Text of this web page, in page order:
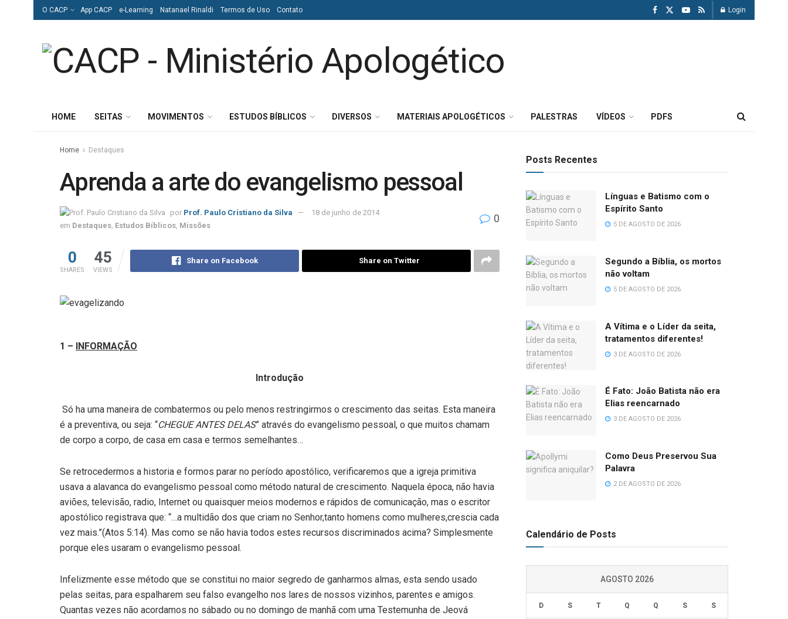
O CACP App CACP e-Learning Natanael Rinaldi Termos de Uso Contato Login
HOME SEITAS MOVIMENTOS ESTUDOS BÍBLICOS DIVERSOS MATERIAIS APOLOGÉTICOS PALESTRAS VÍDEOS PDFS
Home Destaques
Aprenda a arte do evangelismo pessoal
por Prof. Paulo Cristiano da Silva
18 de junho de 2014
em Destaques, Estudos Bíblicos, Missões
0
0
SHARES
45
VIEWS
Share on Facebook Share on Twitter
1 – INFORMAÇÃO
Introdução
Só ha uma maneira de combatermos ou pelo menos restringirmos o crescimento das seitas. Esta maneira
é a preventiva, ou seja: “CHEGUE ANTES DELAS” através do evangelismo pessoal, o que muitos chamam
de corpo a corpo, de casa em casa e termos semelhantes…
Se retrocedermos a historia e formos parar no período apostólico, verificaremos que a igreja primitiva
usava a alavanca do evangelismo pessoal como método natural de crescimento. Naquela época, não havia
aviões, televisão, radio, Internet ou quaisquer meios modernos e rápidos de comunicação, mas o escritor
apostólico registrava que: “…a multidão dos que criam no Senhor,tanto homens como mulheres,crescia cada
vez mais.”(Atos 5:14). Mas como se não havia todos estes recursos discriminados acima? Simplesmente
porque eles usaram o evangelismo pessoal.
Infelizmente esse método que se constitui no maior segredo de ganharmos almas, esta sendo usado
pelas seitas, para espalharem seu falso evangelho nos lares de nossos vizinhos, parentes e amigos.
Quantas vezes não acordamos no sábado ou no domingo de manhã com uma Testemunha de Jeová
Posts Recentes
Línguas e Batismo com o
Espírito Santo
5 DE AGOSTO DE 2026
Segundo a Bíblia, os mortos
não voltam
5 DE AGOSTO DE 2026
A Vítima e o Líder da seita,
tratamentos diferentes!
3 DE AGOSTO DE 2026
É Fato: João Batista não era
Elias reencarnado
3 DE AGOSTO DE 2026
Como Deus Preservou Sua
Palavra
2 DE AGOSTO DE 2026
Calendário de Posts
AGOSTO 2026
D S T Q Q S S